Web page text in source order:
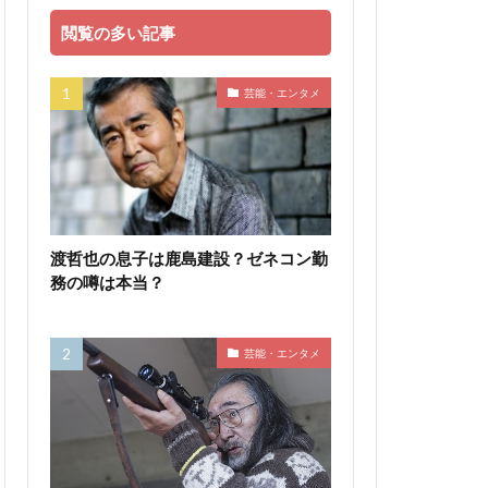
閲覧の多い記事
芸能・エンタメ
渡哲也の息子は鹿島建設？ゼネコン勤
務の噂は本当？
芸能・エンタメ